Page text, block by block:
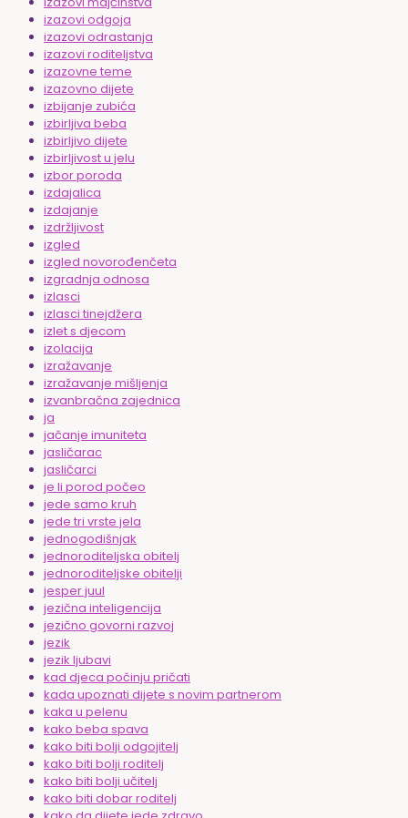
izazovi odgoja
izazovi odrastanja
izazovi roditeljstva
izazovne teme
izazovno dijete
izbijanje zubića
izbirljiva beba
izbirljivo dijete
izbirljivost u jelu
izbor poroda
izdajalica
izdajanje
izdržljivost
izgled
izgled novorođenčeta
izgradnja odnosa
izlasci
izlasci tinejdžera
izlet s djecom
izolacija
izražavanje
izražavanje mišljenja
izvanbračna zajednica
ja
jačanje imuniteta
jasličarac
jasličarci
je li porod počeo
jede samo kruh
jede tri vrste jela
jednogodišnjak
jednoroditeljska obitelj
jednoroditeljske obitelji
jesper juul
jezična inteligencija
jezično govorni razvoj
jezik
jezik ljubavi
kad djeca počinju pričati
kada upoznati dijete s novim partnerom
kaka u pelenu
kako beba spava
kako biti bolji odgojitelj
kako biti bolji roditelj
kako biti bolji učitelj
kako biti dobar roditelj